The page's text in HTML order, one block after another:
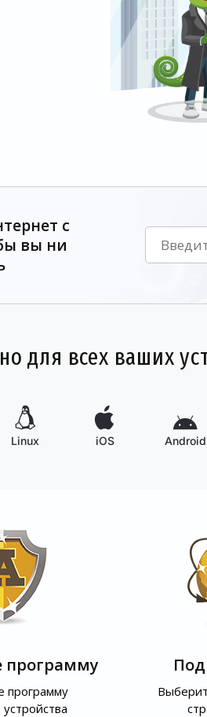
с
вы ни
для всех ваших
Linux iOS Android
программу
программу